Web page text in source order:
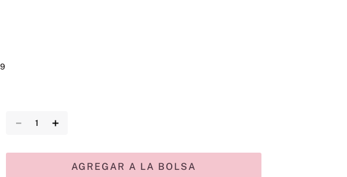
＋
－
AGREGAR A LA BOLSA